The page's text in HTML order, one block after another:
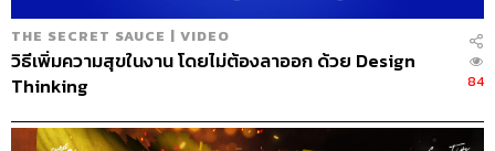
THE SECRET SAUCE | VIDEO
วิธีเพิ่มความสุขในงาน โดยไม่ต้องลาออก ด้วย Design
Thinking
84